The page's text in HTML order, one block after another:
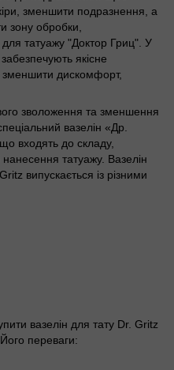
зменшити подразнення, а
зону обробки,
для татуажу "Доктор Гриц". У
якісне
дискомфорт,
зволоження та зменшення
вазелін «Др.
входять до складу,
татуажу. Вазелін
випускається із різними
вазелін для тату Dr. Gritz
переваги: